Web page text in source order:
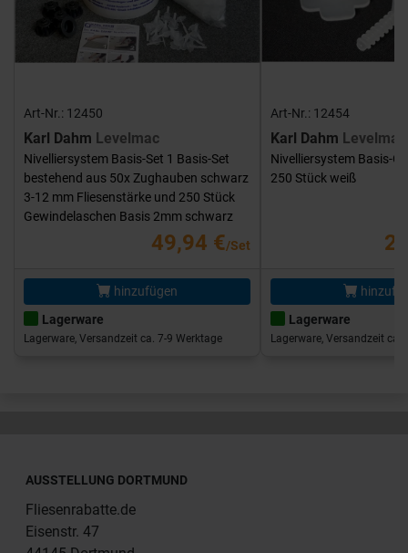
Art-Nr.: 12450
Karl Dahm Levelmac
Nivelliersystem Basis-Set 1 Basis-Set
bestehend aus 50x Zughauben schwarz
3-12 mm Fliesenstärke und 250 Stück
Gewindelaschen Basis 2mm schwarz
49,94 €/Set
hinzufügen
Lagerware
Lagerware, Versandzeit ca. 7-9 Werktage
Art-Nr.: 12454
Karl Dahm Levelmac
Nivelliersystem Basis-
250 Stück weiß
Lagerware
Lagerware, Versandzeit ca.
AUSSTELLUNG DORTMUND
Fliesenrabatte.de
Eisenstr. 47